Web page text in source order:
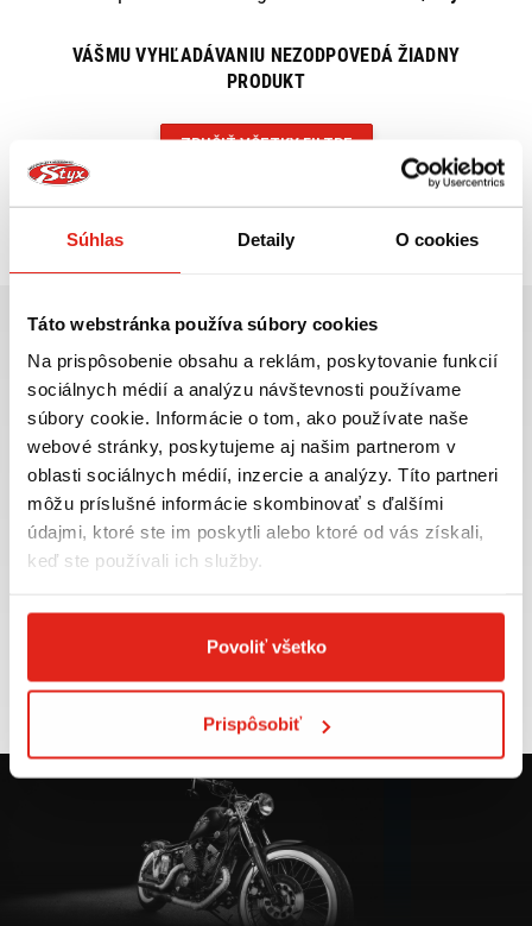
Súhlas Detaily O cookies
Táto webstránka používa súbory cookies
Na prispôsobenie obsahu a reklám, poskytovanie funkcií
sociálnych médií a analýzu návštevnosti používame
súbory cookie. Informácie o tom, ako používate naše
webové stránky, poskytujeme aj našim partnerom v
oblasti sociálnych médií, inzercie a analýzy. Títo partneri
môžu príslušné informácie skombinovať s ďalšími
údajmi, ktoré ste im poskytli alebo ktoré od vás získali,
keď ste používali ich služby.
Povoliť všetko
Prispôsobiť
VÁŠMU VYHĽADÁVANIU NEZODPOVEDÁ ŽIADNY
PRODUKT
ZRUŠIŤ VŠETKY FILTRE
Najväčší výber moto
príslušenstva ihneď k
odberu
VIAC INFO
Doprava ZADARMO pre
objednávky nad 50€ v rámci
SR
VIAC INFO
VIAC INFO VIAC INFO